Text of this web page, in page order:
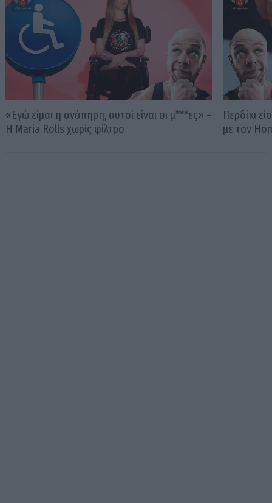
«Εγώ είμαι η ανάπηρη, αυτοί είναι οι μ***ες» –
Η Maria Rolls χωρίς φίλτρο
Περδίκι
με τον